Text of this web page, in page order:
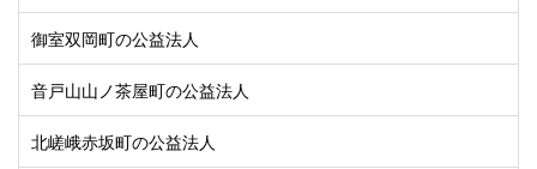
御室双岡町の公益法人
音戸山山ノ茶屋町の公益法人
北嵯峨赤坂町の公益法人